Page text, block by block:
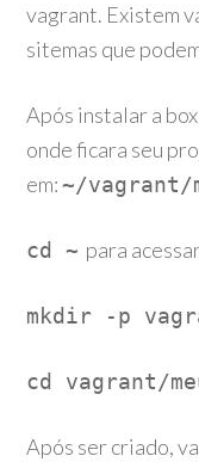
vagrant. Existem
sitemas que
Após instalar a
onde ficara seu
em:~/vagrant/
cd ~ para
mkdir -p
cd vagrant/
Após ser criado,